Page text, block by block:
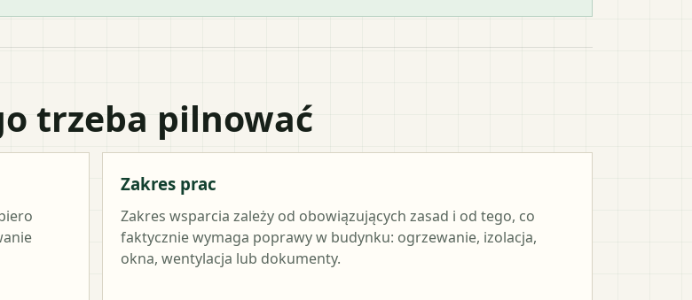
trzeba pilnować
Zakres prac
Zakres wsparcia zależy od obowiązujących zasad i od tego, co
faktycznie wymaga poprawy w budynku: ogrzewanie, izolacja,
okna, wentylacja lub dokumenty.